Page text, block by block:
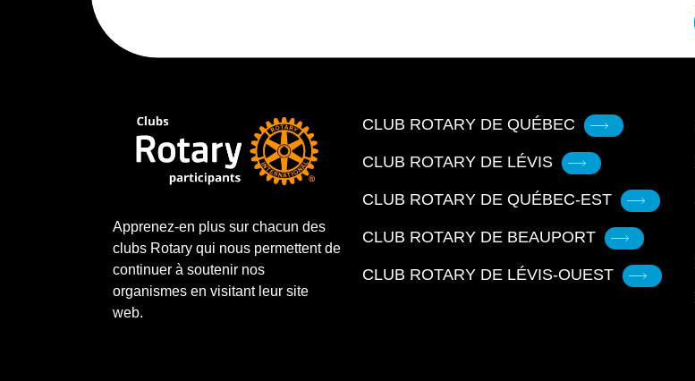
Apprenez-en plus sur chacun des
clubs Rotary qui nous permettent de
continuer à soutenir nos
organismes en visitant leur site
web.
CLUB ROTARY DE QUÉBEC
CLUB ROTARY DE LÉVIS
CLUB ROTARY DE QUÉBEC-EST
CLUB ROTARY DE BEAUPORT
CLUB ROTARY DE LÉVIS-OUEST